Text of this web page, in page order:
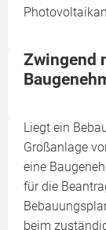
Zwingend
Liegt ein
Großanlage
eine
für die
beim